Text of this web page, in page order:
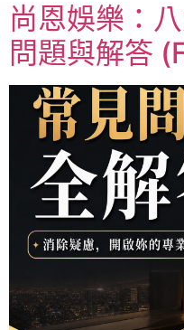
尚恩娛樂：
問題與解答